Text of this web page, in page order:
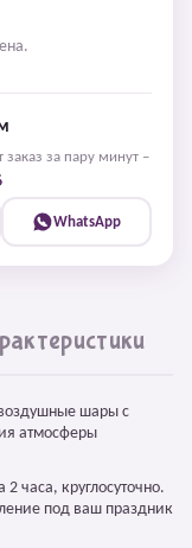
за пару минут –
WhatsApp
шары с
атмосферы
часа, круглосуточно.
под ваш праздник